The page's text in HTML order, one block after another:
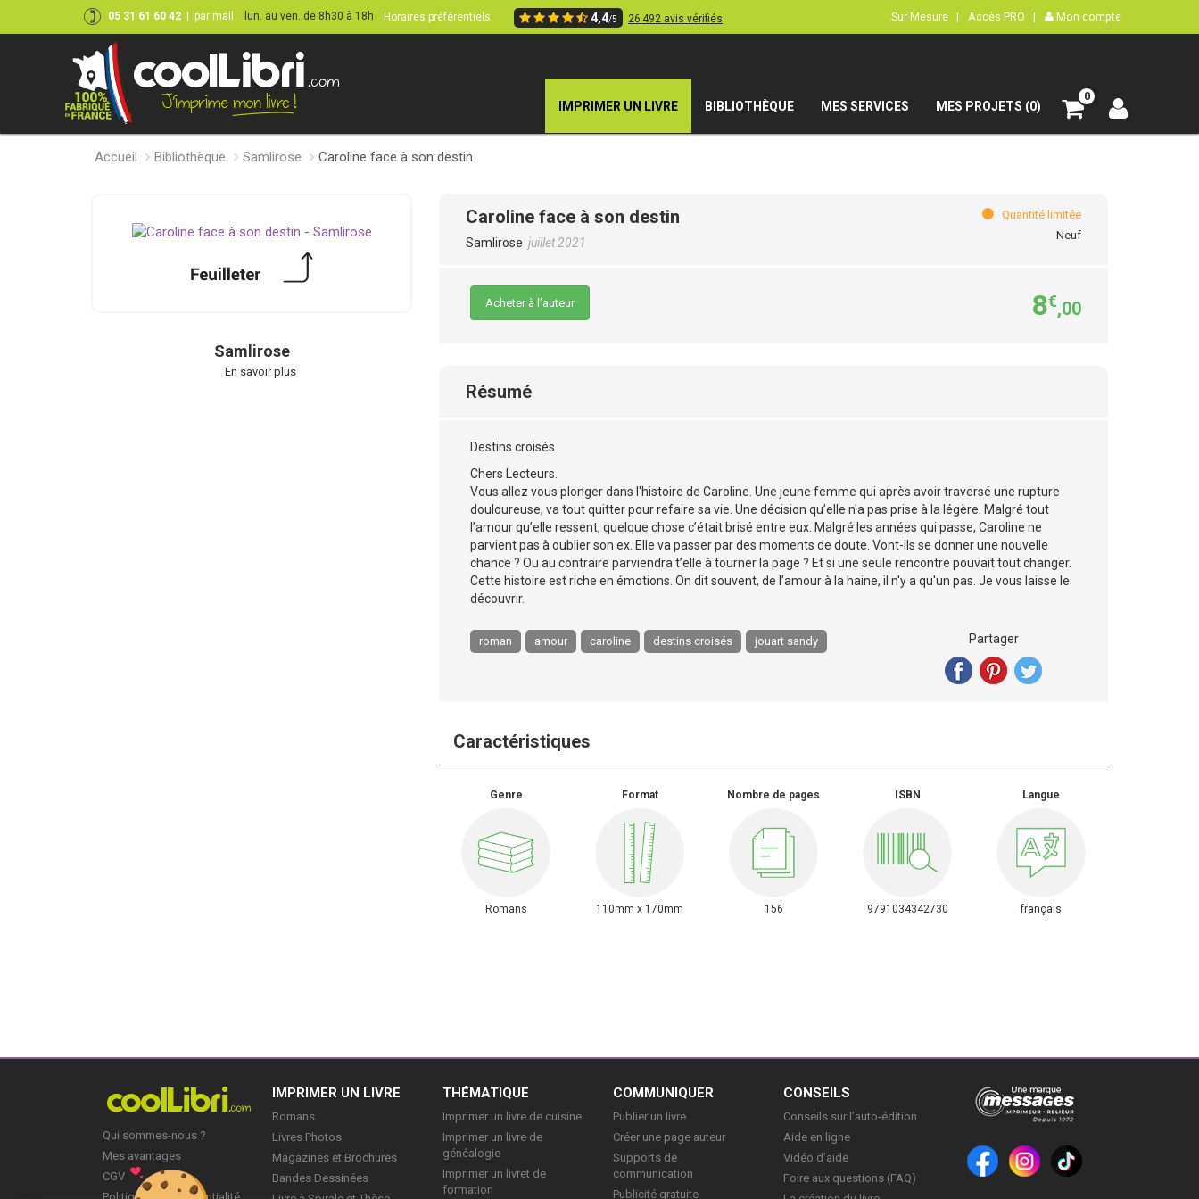
05 31 61 60 42 par mail lun. au ven. de 8h30 à 18h Horaires préférentiels 4,4/5 26 492 avis vérifiés Sur Mesure | Accès PRO | Mon compte
IMPRIMER UN LIVRE BIBLIOTHÈQUE MES SERVICES MES PROJETS (0)
0
Accueil Bibliothèque Samlirose Caroline face à son destin
Samlirose
En savoir plus
Caroline face à son destin
Samlirose juillet 2021
Quantité limitée
Neuf
Acheter à l’auteur 8€,00
Résumé
Destins croisés
Chers Lecteurs.
Vous allez vous plonger dans l'histoire de Caroline. Une jeune femme qui après avoir traversé une rupture
douloureuse, va tout quitter pour refaire sa vie. Une décision qu’elle n'a pas prise à la légère. Malgré tout
l’amour qu’elle ressent, quelque chose c’était brisé entre eux. Malgré les années qui passe, Caroline ne
parvient pas à oublier son ex. Elle va passer par des moments de doute. Vont-ils se donner une nouvelle
chance ? Ou au contraire parviendra t’elle à tourner la page ? Et si une seule rencontre pouvait tout changer.
Cette histoire est riche en émotions. On dit souvent, de l’amour à la haine, il n'y a qu'un pas. Je vous laisse le
découvrir.
roman amour caroline destins croisés jouart sandy Partager
Caractéristiques
Genre
Romans
Format
110mm x 170mm
Nombre de pages
156
ISBN
9791034342730
Langue
français
Qui sommes-nous ?
Mes avantages
CGV
IMPRIMER UN LIVRE
Romans
Livres Photos
Magazines et Brochures
Bandes Dessinées
THÉMATIQUE
Imprimer un livre de cuisine
Imprimer un livre de
généalogie
Imprimer un livret de
formation
COMMUNIQUER
Publier un livre
Créer une page auteur
Supports de
communication
Publicité gratuite
CONSEILS
Conseils sur l’auto-édition
Aide en ligne
Vidéo d’aide
Foire aux questions (FAQ)